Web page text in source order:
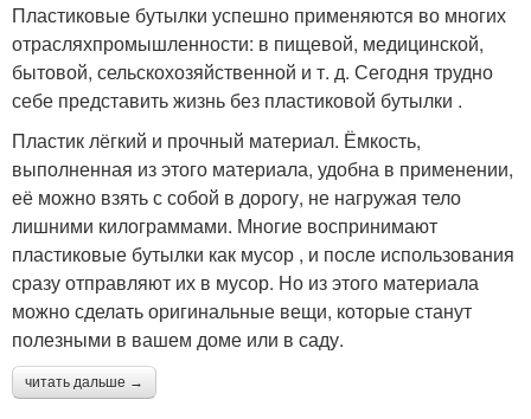
Пластиковые бутылки успешно применяются во многих
отрасляхпромышленности: в пищевой, медицинской,
бытовой, сельскохозяйственной и т. д. Сегодня трудно
себе представить жизнь без пластиковой бутылки .
Пластик лёгкий и прочный материал. Ёмкость,
выполненная из этого материала, удобна в применении,
её можно взять с собой в дорогу, не нагружая тело
лишними килограммами. Многие воспринимают
пластиковые бутылки как мусор , и после использования
сразу отправляют их в мусор. Но из этого материала
можно сделать оригинальные вещи, которые станут
полезными в вашем доме или в саду.
читать дальше →